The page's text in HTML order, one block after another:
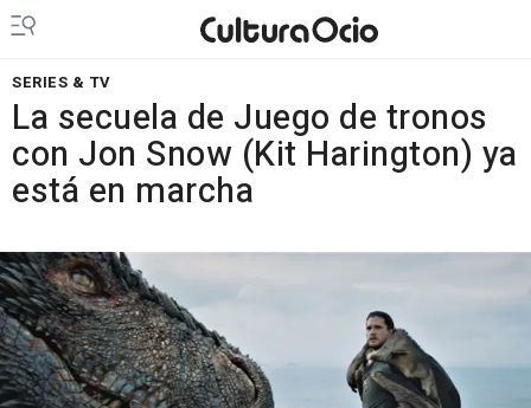
SERIES & TV
La secuela de Juego de tronos
con Jon Snow (Kit Harington) ya
está en marcha